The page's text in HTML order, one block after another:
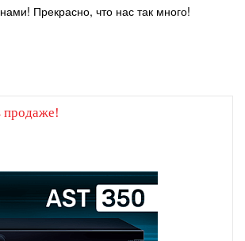
Прекрасно, что нас так много!
продаже!